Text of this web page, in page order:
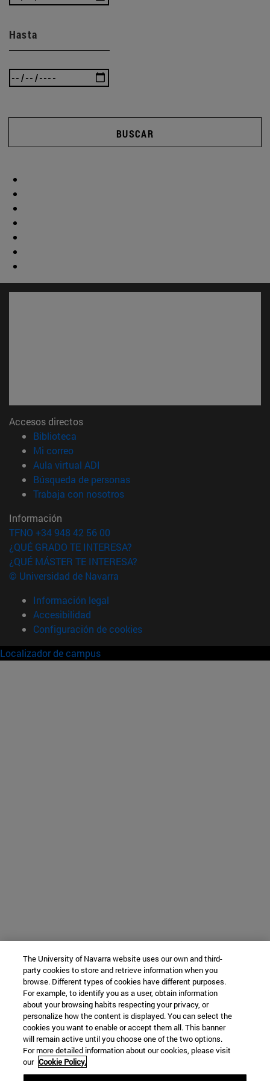
Hasta
BUSCAR
Accesos directos
Biblioteca
Mi correo(abre en nueva ventana)
Aula virtual ADI
Búsqueda de personas(abre en nueva ventana)
Trabaja con nosotros(abre en nueva ventana)
Información
TFNO +34 948 42 56 00
¿QUÉ GRADO TE INTERESA?
¿QUÉ MÁSTER TE INTERESA?
© Universidad de Navarra
Información legal
Accesibilidad
Configuración de cookies
Localizador de campus
The University of Navarra website uses our own and third-
party cookies to store and retrieve information when you
browse. Different types of cookies have different purposes.
For example, to identify you as a user, obtain information
about your browsing habits respecting your privacy, or
personalize how the content is displayed. You can select the
cookies you want to enable or accept them all. This banner
will remain active until you choose one of the two options.
For more detailed information about our cookies, please visit
our Cookie Policy.